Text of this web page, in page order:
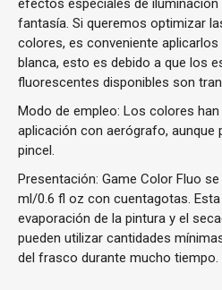
efectos especiales de
fantasía. Si queremos optimizar
colores, es conveniente
blanca, esto es debido a que los
fluorescentes disponibles son
Modo de empleo: Los colores
aplicación con aerógrafo, aunque
pincel.
Presentación: Game Color Fluo
ml/0.6 fl oz con cuentagotas.
evaporación de la pintura y el
pueden utilizar cantidades
del frasco durante mucho tiempo.